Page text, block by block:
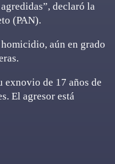
declaró la
(PAN).
aún en grado
exnovio de 17 años de
El agresor está